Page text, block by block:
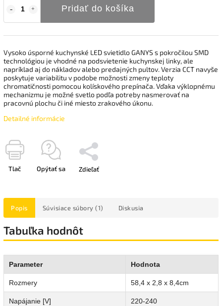
Pridať do košíka
Vysoko úsporné kuchynské LED svietidlo GANYS s pokročilou SMD
technológiou je vhodné na podsvietenie kuchynskej linky, ale
napríklad aj do nákladov alebo predajných pultov. Verzia CCT navyše
poskytuje variabilitu v podobe možnosti zmeny teploty
chromatičnosti pomocou kolískového prepínača. Vďaka výklopnému
mechanizmu je možné svetlo podľa potreby nasmerovať na
pracovnú plochu či iné miesto zrakového úkonu.
Detailné informácie
Tlač Opýtať sa Zdieľať
Popis Súvisiace súbory (1) Diskusia
Tabuľka hodnôt
Parameter Hodnota
Rozmery 58,4 x 2,8 x 8,4cm
Napájanie [V] 220-240